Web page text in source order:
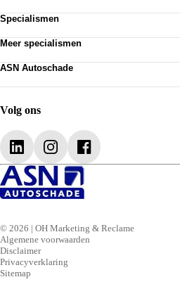
A•Glas
Plaatwerk
Voorbewerken
Technische schade
Auto spuiten
Specialismen
Autoruit reparatie
Hagelschade
Rijhulpsystemen kalibreren
Meer specialismen
Spiegelschade
Velgen herstellen
ASN Autoschade
Verzekeringspartners
Blogs
Contact
Volg ons
© 2026 | OH Marketing & Reclame
Algemene voorwaarden
Disclaimer
Privacyverklaring
Sitemap